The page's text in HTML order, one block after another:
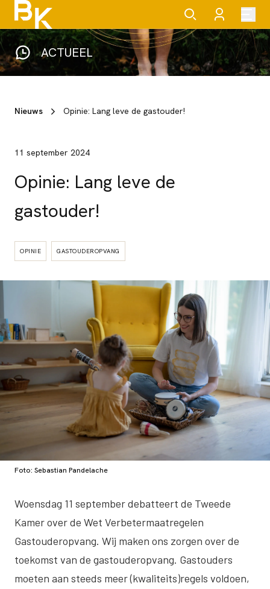
ACTUEEL
Nieuws Opinie: Lang leve de gastouder!
11 september 2024
Opinie: Lang leve de
gastouder!
OPINIE GASTOUDEROPVANG
Foto: Sebastian Pandelache
Woensdag 11 september debatteert de Tweede
Kamer over de Wet Verbetermaatregelen
Gastouderopvang. Wij maken ons zorgen over de
toekomst van de gastouderopvang. Gastouders
moeten aan steeds meer (kwaliteits)regels voldoen,